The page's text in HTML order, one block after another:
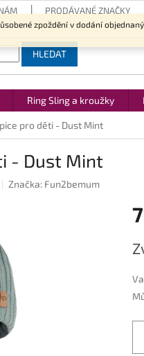
zpoždění v dodání
PRODÁVANÉ ZNAČKY
HLEDAT
Ring Sling a kroužky
pro děti - Dust Mint
- Dust Mint
Značka: Fun2bemum